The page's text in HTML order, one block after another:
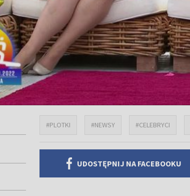
#PLOTKI #NEWSY #CELEBRYCI
UDOSTĘPNIJ NA FACEBOOKU